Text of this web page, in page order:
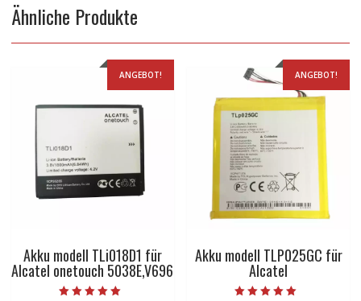
Ähnliche Produkte
ANGEBOT!
Akku modell TLi018D1 für
Alcatel onetouch 5038E,V696
ANGEBOT!
Akku modell TLP025GC für
Alcatel